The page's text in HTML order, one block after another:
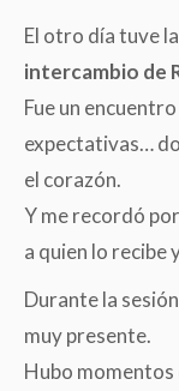
El otro día tuve
intercambio de
Fue un
expectativas…
el corazón.
Y me recordó
a quien lo recibe
Durante la
muy presente.
Hubo